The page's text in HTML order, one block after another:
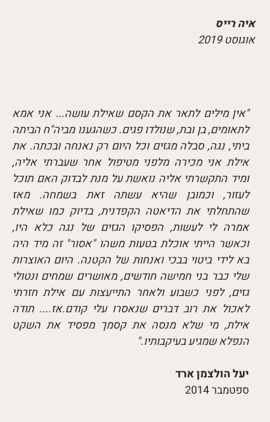
איה רייס
אוגוסט 2019
"אין מילים לתאר את הקסם שאילת עושה... אני אמא
לתאומים, בן ובת, שנולדו פגים. כשהגענו מביה"ח הביתה
ביתי, נגה, סבלה מגזים וכל היום רק נאנחה ובכתה. את
אילת אני מכירה מלפני מטיפול אחר שעברתי אליה,
ומיד התקשרתי אליה נואשת על מנת לבדוק האם תוכל
לעזור, וכמובן שהיא עשתה זאת בשמחה. מאז
שהתחלתי את הדיאטה הקפדנית, בדיוק כמו שאילת
אמרה לי לעשות, הפסיקו הגזים של נגה כלא היו,
וכאשר הייתי אוכלת בטעות משהו "אסור" זה מיד היה
בא לידי ביטוי בבכי ואנחות של הקטנה. היום האוצרות
שלי כבר בני חמישה חודשים, מאושרים שמחים ונטולי
גזים, לפני כשבוע ולאחר התייעצות עם אילת חזרתי
לאכול את רוב דברים שנאסרו עלי קודם.אז.... תודה
אילת, מי שלא מנסה את קסמך מפסיד את השקט
הנפלא שמגיע בעיקבותיו."
יעל הולצמן ארד
ספטמבר 2014